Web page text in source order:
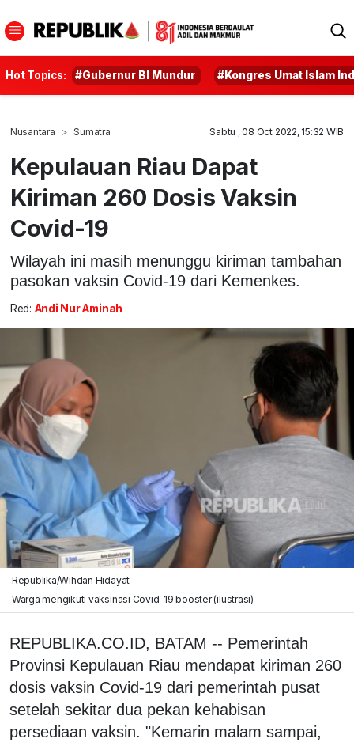
Hot Topics: #Gubernur BI Mundur #Kongres Umat Islam
Nusantara Sumatra Sabtu , 08 Oct 2022, 15:32 WIB
Kepulauan Riau Dapat
Kiriman 260 Dosis Vaksin
Covid-19
Wilayah ini masih menunggu kiriman tambahan
pasokan vaksin Covid-19 dari Kemenkes.
Red: Andi Nur Aminah
Republika/Wihdan Hidayat
Warga mengikuti vaksinasi Covid-19 booster (ilustrasi)
REPUBLIKA.CO.ID, BATAM -- Pemerintah
Provinsi Kepulauan Riau mendapat kiriman 260
dosis vaksin Covid-19 dari pemerintah pusat
setelah sekitar dua pekan kehabisan
persediaan vaksin. "Kemarin malam sampai,